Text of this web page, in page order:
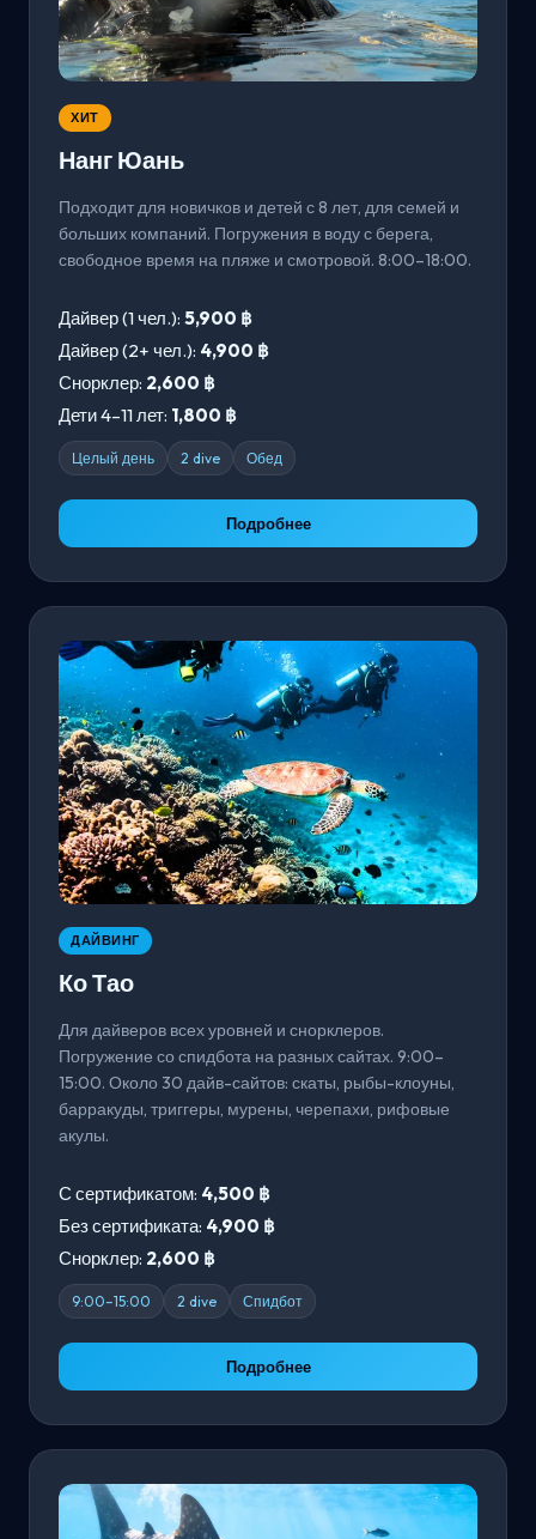
ХИТ
Нанг Юань
Подходит для новичков и детей с 8 лет, для семей и
больших компаний. Погружения в воду с берега,
свободное время на пляже и смотровой. 8:00–18:00.
Дайвер (1 чел.): 5,900 ฿
Дайвер (2+ чел.): 4,900 ฿
Снорклер: 2,600 ฿
Дети 4–11 лет: 1,800 ฿
Целый день 2 dive Обед
Подробнее
ДАЙВИНГ
Ко Тао
Для дайверов всех уровней и снорклеров.
Погружение со спидбота на разных сайтах. 9:00–
15:00. Около 30 дайв-сайтов: скаты, рыбы-клоуны,
барракуды, триггеры, мурены, черепахи, рифовые
акулы.
С сертификатом: 4,500 ฿
Без сертификата: 4,900 ฿
Снорклер: 2,600 ฿
9:00–15:00 2 dive Спидбот
Подробнее